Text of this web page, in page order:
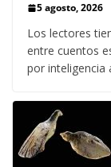
5 agosto, 2026
Los lectores
entre cuentos
por inteligencia